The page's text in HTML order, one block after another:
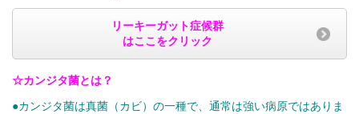
リーキーガット症候群
はここをクリック
☆カンジタ菌とは？
●カンジタ菌は真菌（カビ）の一種で、通常は強い病原ではありま